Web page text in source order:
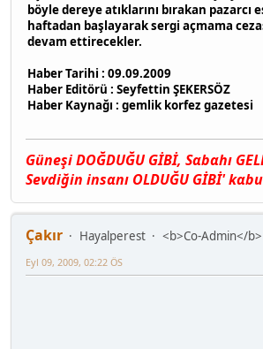
böyle dereye atıklarını bırakan pazarcı
haftadan başlayarak sergi açmama
devam ettirecekler.
Haber Tarihi : 09.09.2009
Haber Editörü : Seyfettin ŞEKERSÖZ
Haber Kaynağı : gemlik korfez gazetesi
Güneşi DOĞDUĞU GİBİ, Sαbαhı
Sevdiğin insαnı OLDUĞU GİBİ'
Çakır Hayalperest <b>Co-Admin</b>
Eyl 09, 2009, 02:22 ÖS